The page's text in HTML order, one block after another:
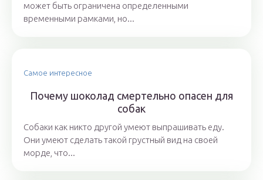
может быть ограничена определенными
временными рамками, но...
Самое интересное
Почему шоколад смертельно опасен для
собак
Собаки как никто другой умеют выпрашивать еду.
Они умеют сделать такой грустный вид на своей
морде, что...